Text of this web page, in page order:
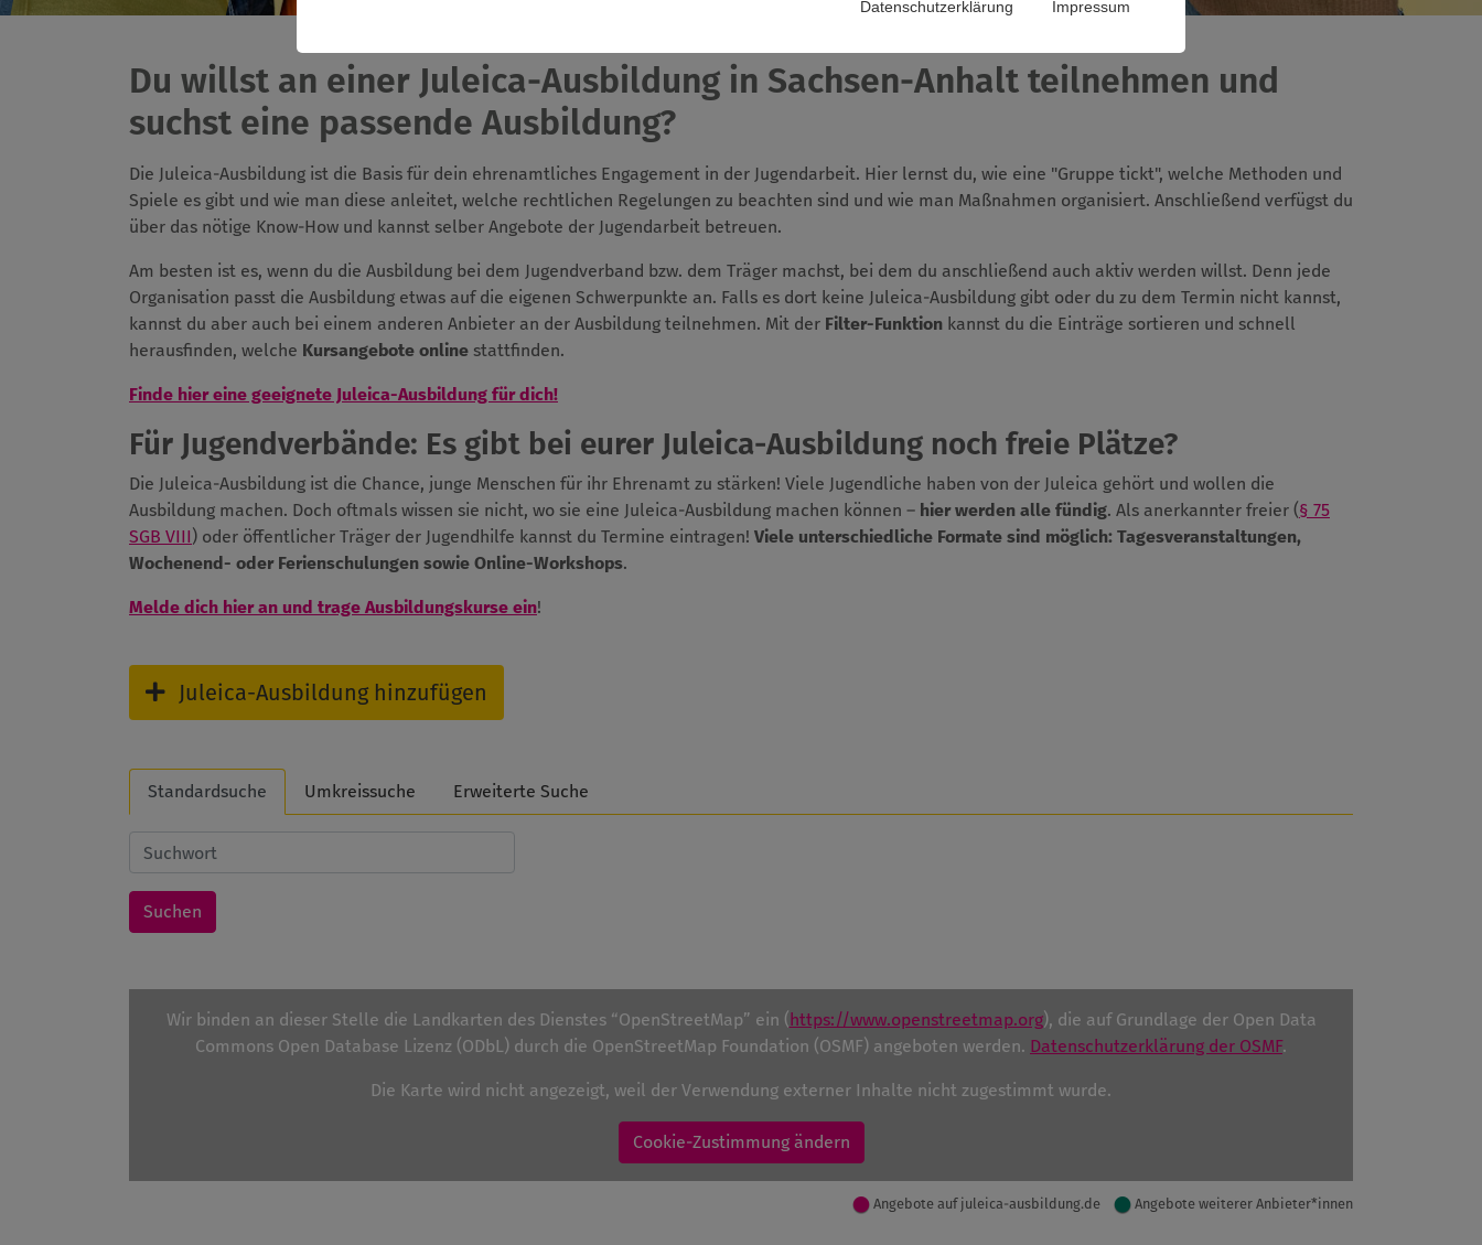
Datenschutzerklärung Impressum
Du willst an einer Juleica-Ausbildung in Sachsen-Anhalt teilnehmen und
suchst eine passende Ausbildung?
Die Juleica-Ausbildung ist die Basis für dein ehrenamtliches Engagement in der Jugendarbeit. Hier lernst du, wie eine "Gruppe tickt", welche Methoden und
Spiele es gibt und wie man diese anleitet, welche rechtlichen Regelungen zu beachten sind und wie man Maßnahmen organisiert. Anschließend verfügst du
über das nötige Know-How und kannst selber Angebote der Jugendarbeit betreuen.
Am besten ist es, wenn du die Ausbildung bei dem Jugendverband bzw. dem Träger machst, bei dem du anschließend auch aktiv werden willst. Denn jede
Organisation passt die Ausbildung etwas auf die eigenen Schwerpunkte an. Falls es dort keine Juleica-Ausbildung gibt oder du zu dem Termin nicht kannst,
kannst du aber auch bei einem anderen Anbieter an der Ausbildung teilnehmen. Mit der Filter-Funktion kannst du die Einträge sortieren und schnell
herausfinden, welche Kursangebote online stattfinden.
Finde hier eine geeignete Juleica-Ausbildung für dich!
Für Jugendverbände: Es gibt bei eurer Juleica-Ausbildung noch freie Plätze?
Die Juleica-Ausbildung ist die Chance, junge Menschen für ihr Ehrenamt zu stärken! Viele Jugendliche haben von der Juleica gehört und wollen die
Ausbildung machen. Doch oftmals wissen sie nicht, wo sie eine Juleica-Ausbildung machen können – hier werden alle fündig. Als anerkannter freier (§ 75
SGB VIII ) oder öffentlicher Träger der Jugendhilfe kannst du Termine eintragen! Viele unterschiedliche Formate sind möglich: Tagesveranstaltungen,
Wochenend- oder Ferienschulungen sowie Online-Workshops.
Melde dich hier an und trage Ausbildungskurse ein!
Juleica-Ausbildung hinzufügen
Standardsuche Umkreissuche Erweiterte Suche
Wir binden an dieser Stelle die Landkarten des Dienstes “OpenStreetMap” ein ( https://www.openstreetmap.org), die auf Grundlage der Open Data
Commons Open Database Lizenz (ODbL) durch die OpenStreetMap Foundation (OSMF) angeboten werden. Datenschutzerklärung der OSMF.
Die Karte wird nicht angezeigt, weil der Verwendung externer Inhalte nicht zugestimmt wurde.
Cookie-Zustimmung ändern
Angebote auf juleica-ausbildung.de Angebote weiterer Anbieter*innen